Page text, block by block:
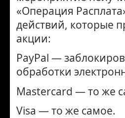
«Операция
действий, которые
акции:
PayPal —
обработки
Mastercard — то же
Visa — то же самое.